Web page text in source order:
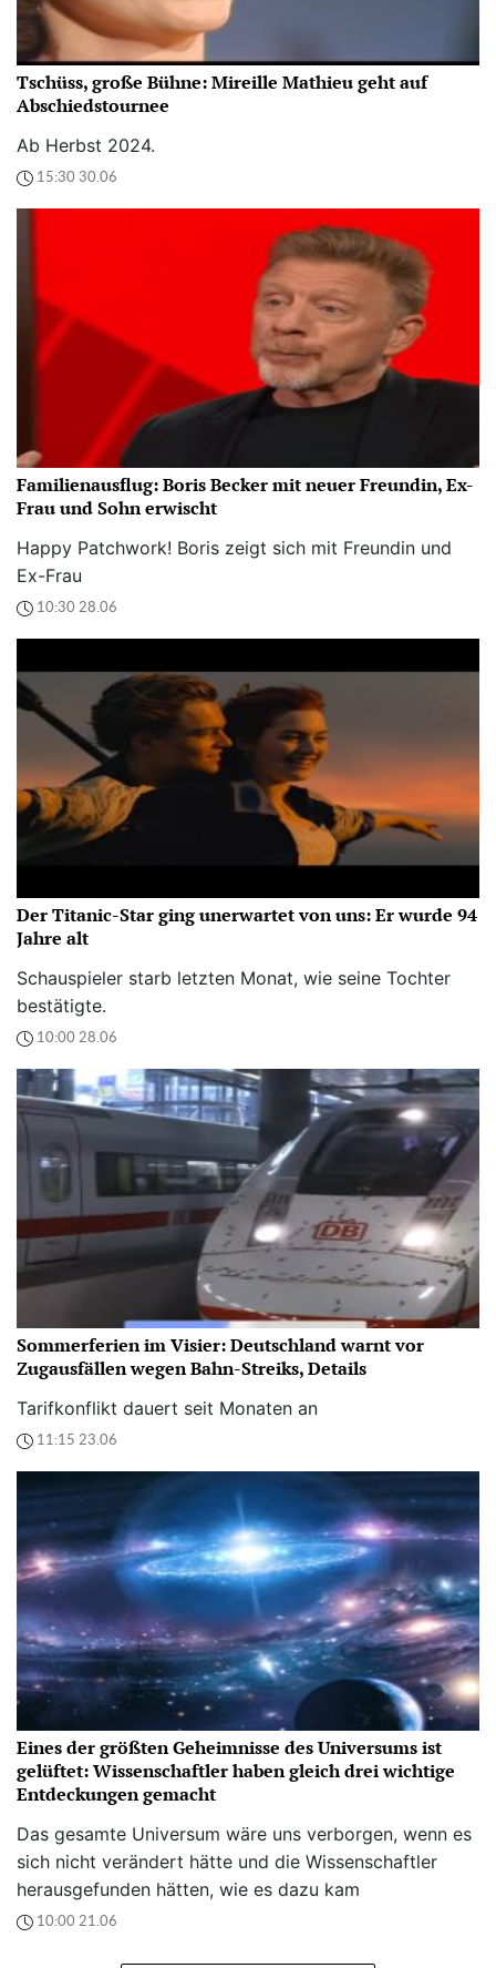
Tschüss, große Bühne: Mireille Mathieu geht auf
Abschiedstournee
Ab Herbst 2024.
15:30 30.06
Familienausflug: Boris Becker mit neuer Freundin, Ex-
Frau und Sohn erwischt
Happy Patchwork! Boris zeigt sich mit Freundin und
Ex-Frau
10:30 28.06
Der Titanic-Star ging unerwartet von uns: Er wurde 94
Jahre alt
Schauspieler starb letzten Monat, wie seine Tochter
bestätigte.
10:00 28.06
Sommerferien im Visier: Deutschland warnt vor
Zugausfällen wegen Bahn-Streiks, Details
Tarifkonflikt dauert seit Monaten an
11:15 23.06
Eines der größten Geheimnisse des Universums ist
gelüftet: Wissenschaftler haben gleich drei wichtige
Entdeckungen gemacht
Das gesamte Universum wäre uns verborgen, wenn es
sich nicht verändert hätte und die Wissenschaftler
herausgefunden hätten, wie es dazu kam
10:00 21.06